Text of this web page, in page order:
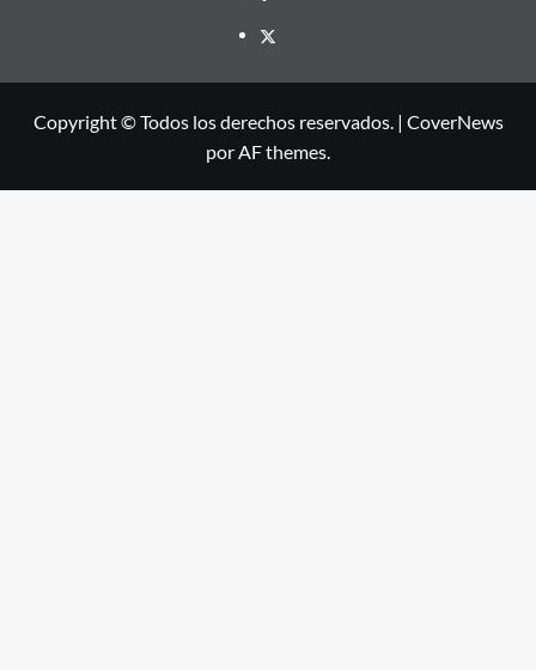
X
Copyright © Todos los derechos reservados. | CoverNews
por AF themes.